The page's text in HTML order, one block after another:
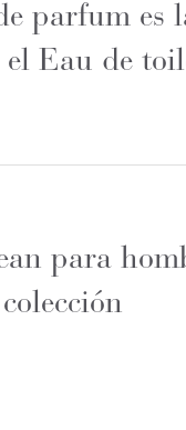
parfum es
Eau de
para